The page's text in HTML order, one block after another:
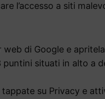
l’accesso a siti
web di Google e
situati in alto a
su Privacy e